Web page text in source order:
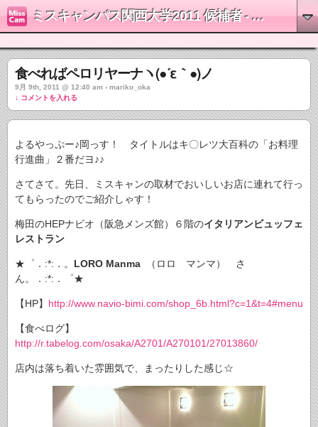
ミスキャンパス関西大学2011 候補者 - 岡真梨子
食べればペロリヤーナヽ(●´ε｀●)ノ
9月 9th, 2011 @ 12:40 am › mariko_oka
↓ コメントを入れる
よるやっぷー♪岡っす！ タイトルはキ〇レツ大百科の「お料理
行進曲」２番だヨ♪♪
さてさて。先日、ミスキャンの取材でおいしいお店に連れて行っ
てもらったのでご紹介しゃす！
梅田のHEPナビオ（阪急メンズ館）６階のイタリアンビュッフェ
レストラン
★゜．:*:．。 LORO Manma
（ロロ マンマ） さ
ん。．:*:．゜★
【HP】 http://www.navio-bimi.com/shop_6b.html?c=1&t=4#menu
【食べログ】
http://r.tabelog.com/osaka/A2701/A270101/27013860/
店内は落ち着いた雰囲気で、まったりした感じ☆